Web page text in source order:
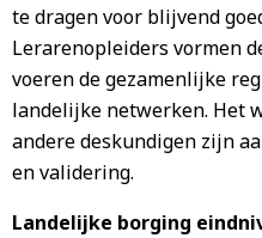
te dragen voor blijvend
Lerarenopleiders vormen
voeren de gezamenlijke
landelijke netwerken. Het
andere deskundigen zijn
en validering.
Landelijke borging